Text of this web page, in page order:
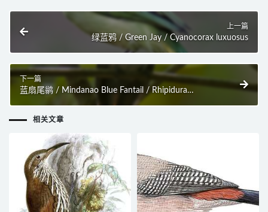
上一篇
绿蓝鸦 / Green Jay / Cyanocorax luxuosus
下一篇
蓝扇尾鹟 / Mindanao Blue Fantail / Rhipidura
相关文章